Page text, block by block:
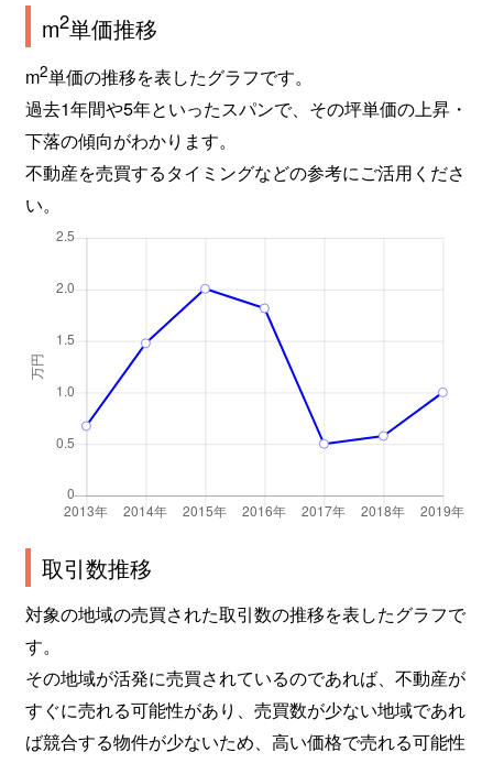
m2単価推移
m2単価の推移を表したグラフです。
過去1年間や5年といったスパンで、その坪単価の上昇・
下落の傾向がわかります。
不動産を売買するタイミングなどの参考にご活用くださ
い。
取引数推移
対象の地域の売買された取引数の推移を表したグラフで
す。
その地域が活発に売買されているのであれば、不動産が
すぐに売れる可能性があり、売買数が少ない地域であれ
ば競合する物件が少ないため、高い価格で売れる可能性